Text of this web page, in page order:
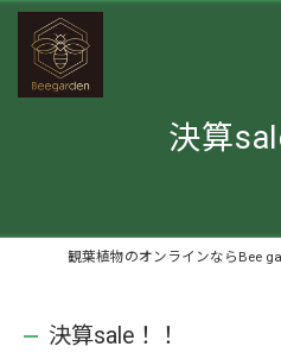
決算
観葉植物のオンラインならBee
決算sale！！